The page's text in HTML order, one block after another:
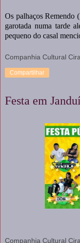
Os palhaços Remendo
garotada numa tarde
pequeno do casal
Companhia Cultural
Compartilhar
Festa em
Companhia Cultural